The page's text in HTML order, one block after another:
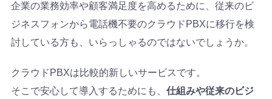
企業の業務効率や顧客満足度を高めるために、従来のビ
ジネスフォンから電話機不要のクラウドPBXに移行を検
討している方も、いらっしゃるのではないでしょうか。
クラウドPBXは比較的新しいサービスです。
そこで安心して導入するためにも、 仕組みや従来のビジ